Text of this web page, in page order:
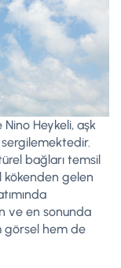
Heykeli, aşk
bağları temsil
kökenden gelen
ve en sonunda
görsel hem de